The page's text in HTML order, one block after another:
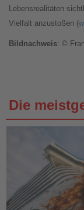
Lebensrealitäten
Vielfalt anzustoßen (
Bildnachweis: ©
Die